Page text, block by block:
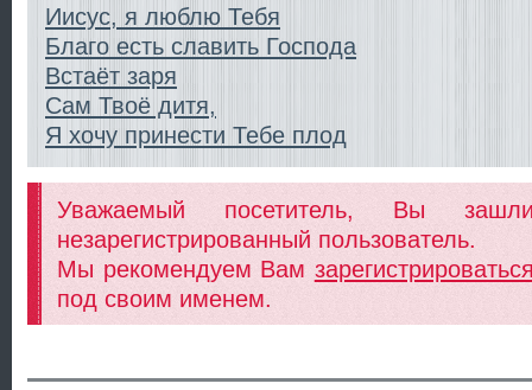
Иисус, я люблю Тебя
Благо есть славить Господа
Встаёт заря
Сам Твоё дитя,
Я хочу принести Тебе плод
Уважаемый посетитель, Вы
незарегистрированный пользователь.
Мы рекомендуем Вам
под своим именем.